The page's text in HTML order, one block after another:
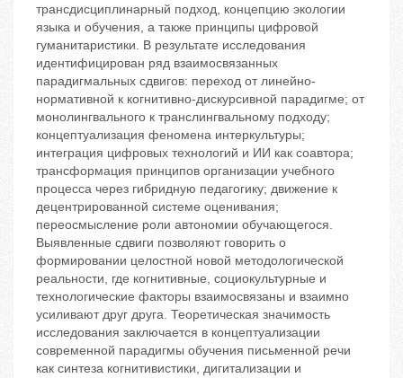
трансдисциплинарный подход, концепцию экологии
языка и обучения, а также принципы цифровой
гуманитаристики. В результате исследования
идентифицирован ряд взаимосвязанных
парадигмальных сдвигов: переход от линейно-
нормативной к когнитивно-дискурсивной парадигме; от
монолингвального к транслингвальному подходу;
концептуализация феномена интеркультуры;
интеграция цифровых технологий и ИИ как соавтора;
трансформация принципов организации учебного
процесса через гибридную педагогику; движение к
децентрированной системе оценивания;
переосмысление роли автономии обучающегося.
Выявленные сдвиги позволяют говорить о
формировании целостной новой методологической
реальности, где когнитивные, социокультурные и
технологические факторы взаимосвязаны и взаимно
усиливают друг друга. Теоретическая значимость
исследования заключается в концептуализации
современной парадигмы обучения письменной речи
как синтеза когнитивистики, дигитализации и